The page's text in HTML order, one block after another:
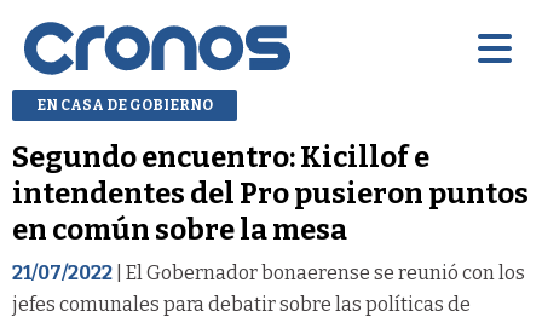
EN CASA DE GOBIERNO
Segundo encuentro: Kicillof e
intendentes del Pro pusieron puntos
en común sobre la mesa
21/07/2022 | El Gobernador bonaerense se reunió con los
jefes comunales para debatir sobre las políticas de